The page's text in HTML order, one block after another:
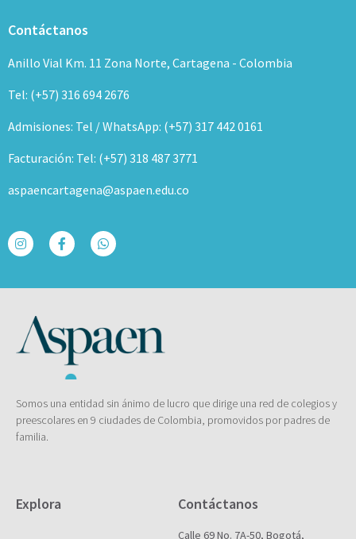
Contáctanos
Anillo Vial Km. 11 Zona Norte, Cartagena - Colombia
Tel: (+57) 316 694 2676
Admisiones: Tel / WhatsApp: (+57) 317 442 0161
Facturación: Tel: (+57) 318 487 3771
aspaencartagena@aspaen.edu.co
Somos una entidad sin ánimo de lucro que dirige una red de colegios y
preescolares en 9 ciudades de Colombia, promovidos por padres de
familia.
Explora Contáctanos
Calle 69 No. 7A-50, Bogotá,